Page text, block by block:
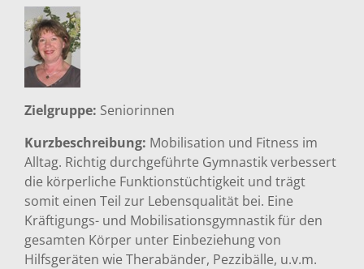
Zielgruppe: Seniorinnen
Kurzbeschreibung: Mobilisation und Fitness im
Alltag. Richtig durchgeführte Gymnastik verbessert
die körperliche Funktionstüchtigkeit und trägt
somit einen Teil zur Lebensqualität bei. Eine
Kräftigungs- und Mobilisationsgymnastik für den
gesamten Körper unter Einbeziehung von
Hilfsgeräten wie Therabänder, Pezzibälle, u.v.m.